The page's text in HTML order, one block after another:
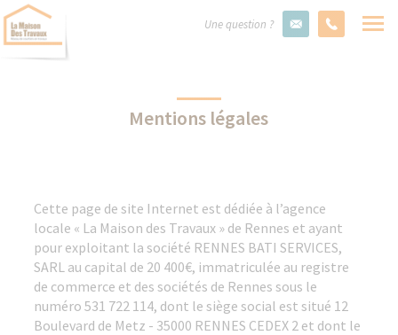
Une question ?
Mentions légales
Cette page de site Internet est dédiée à l’agence
locale « La Maison des Travaux » de Rennes et ayant
pour exploitant la société RENNES BATI SERVICES,
SARL au capital de 20 400€, immatriculée au registre
de commerce et des sociétés de Rennes sous le
numéro 531 722 114, dont le siège social est situé 12
Boulevard de Metz - 35000 RENNES CEDEX 2 et dont le